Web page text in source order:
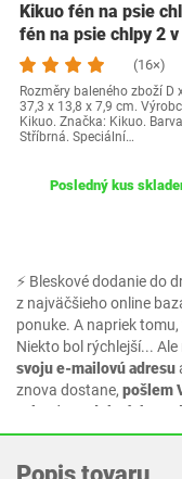
⚡ Bleskové dodanie do
z najväčšieho online
ponuke. A napriek
Niekto bol rýchlejší...
svoju e-mailovú adresu
znova dostane, pošlem
vybrať z podobných
Kikuo fén na psie
fén na psie chlpy 2 v
fúkač na…
(16×)
Rozměry baleného zboží D
37,3 x 13,8 x 7,9 cm.
Kikuo. Značka: Kikuo.
Stříbrná. Speciální…
Posledný kus